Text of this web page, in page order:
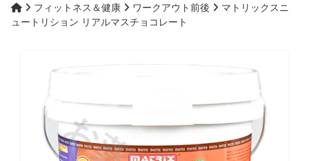
フィットネス＆健康 ワークアウト前後
マトリックスニ
ュートリション リアルマスチョコレート